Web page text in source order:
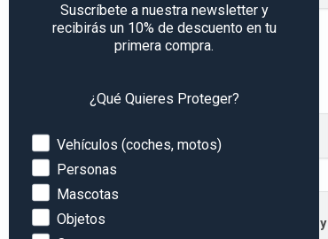
Nombre*
Guarda mi nombre, correo electrónico
Suscríbete a nuestra newsletter y
recibirás un 10% de descuento en tu
primera compra.
¿Qué Quieres Proteger?
Devices
Vehículos (coches, motos)
Personas
Mascotas
Objetos